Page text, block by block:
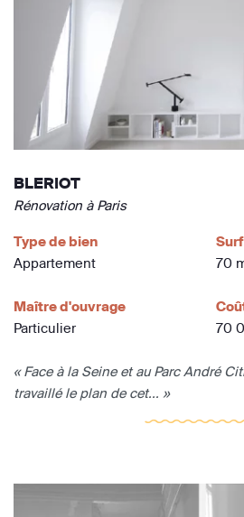
BLERIOT
Rénovation à Paris
Type de bien
Appartement
70
Maître d'ouvrage
Particulier
70
« Face à la Seine et au Parc André
travaillé le plan de cet... »